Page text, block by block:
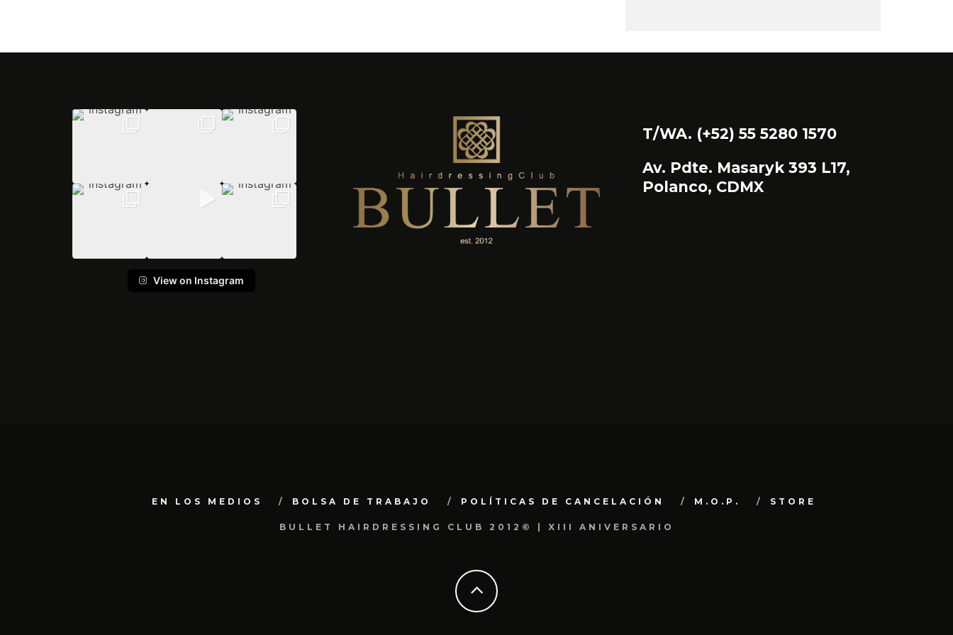
View on Instagram
T/WA. (+52) 55 5280 1570
Av. Pdte. Masaryk 393 L17,
Polanco, CDMX
EN LOS MEDIOS BOLSA DE TRABAJO POLÍTICAS DE CANCELACIÓN M.O.P. STORE
BULLET HAIRDRESSING CLUB 2012© | XIII ANIVERSARIO